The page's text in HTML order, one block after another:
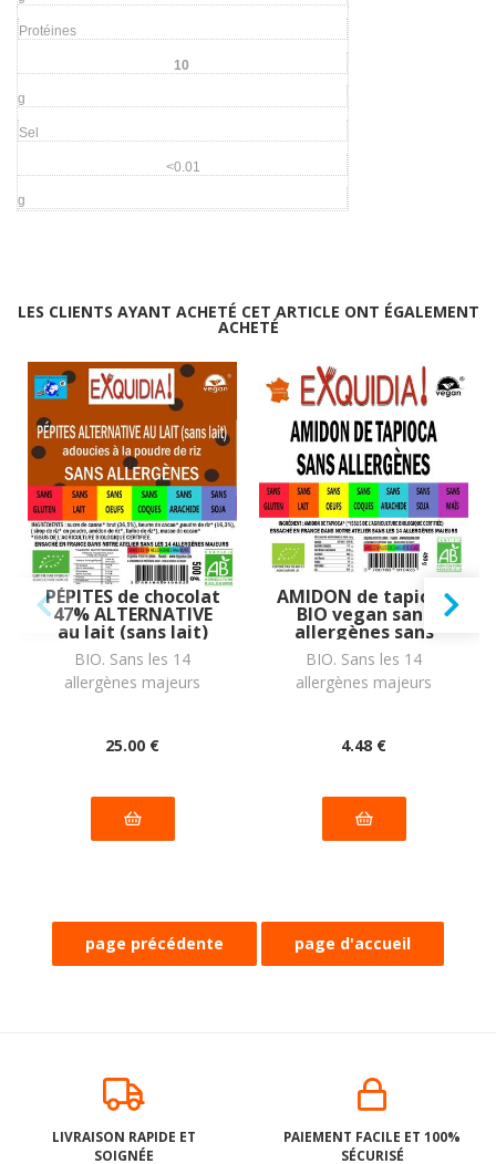
Protéines
10
g
Sel
<0.01
g
LES CLIENTS AYANT ACHETÉ CET ARTICLE ONT ÉGALEMENT
ACHETÉ
PÉPITES de chocolat
47% ALTERNATIVE
au lait (sans lait)
BIO vegan sans
allergènes Exquidia
: 500g
BIO. Sans les 14
allergènes majeurs
25.00 €
AMIDON de tapioca
BIO vegan sans
allergènes sans
maïs Exquidia : 450
grammes
BIO. Sans les 14
allergènes majeurs
4.48 €
Pâtes STELLINE en
RIZ COMPLET BIO
Pâtes en forme de
et riz BIO sans
LIVRAISON RAPIDE ET
SOIGNÉE
PAIEMENT FACILE ET 100%
SÉCURISÉ